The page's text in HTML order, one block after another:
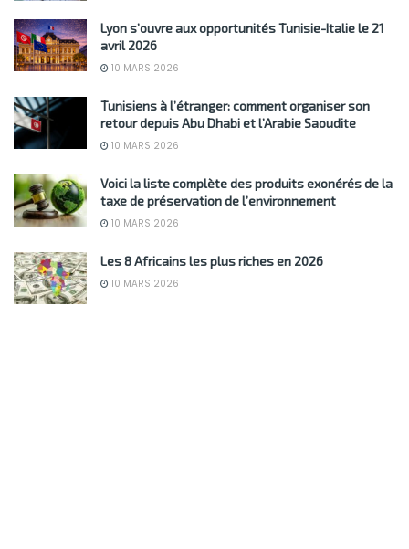
Lyon s’ouvre aux opportunités Tunisie-Italie le 21
avril 2026
10 MARS 2026
Tunisiens à l’étranger: comment organiser son
retour depuis Abu Dhabi et l’Arabie Saoudite
10 MARS 2026
Voici la liste complète des produits exonérés de la
taxe de préservation de l’environnement
10 MARS 2026
Les 8 Africains les plus riches en 2026
10 MARS 2026